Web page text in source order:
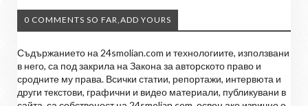
0 COMMENTS SO FAR,ADD YOURS
Съдържанието на 24smolian.com и технологиите, използвани
в него, са под закрила на Закона за авторското право и
сродните му права. Всички статии, репортажи, интервюта и
други текстови, графични и видео материали, публикувани в